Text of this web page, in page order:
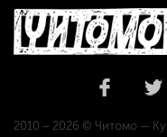
2010 – 2026 © Читомо —